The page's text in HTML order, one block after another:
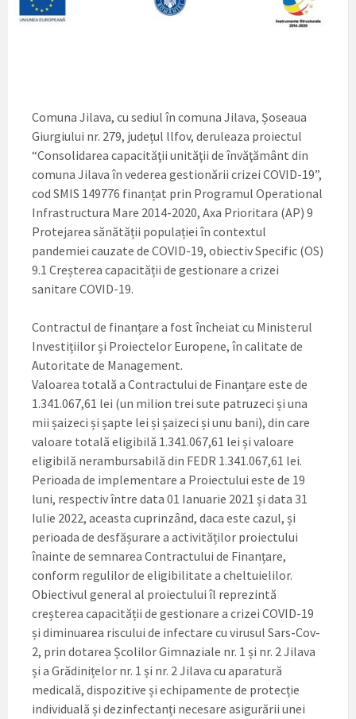
Comuna Jilava, cu sediul în comuna Jilava, Șoseaua
Giurgiului nr. 279, județul llfov, deruleaza proiectul
“Consolidarea capacităţii unităţii de învăţământ din
comuna Jilava în vederea gestionării crizei COVID-19”,
cod SMIS 149776 finanțat prin Programul Operational
Infrastructura Mare 2014-2020, Axa Prioritara (AP) 9
Protejarea sănătății populației în contextul
pandemiei cauzate de COVID-19, obiectiv Specific (OS)
9.1 Creșterea capacității de gestionare a crizei
sanitare COVID-19.
Contractul de finanțare a fost încheiat cu Ministerul
Investițiilor și Proiectelor Europene, în calitate de
Autoritate de Management.
Valoarea totală a Contractului de Finanțare este de
1.341.067,61 lei (un milion trei sute patruzeci și una
mii șaizeci și șapte lei și șaizeci și unu bani), din care
valoare totală eligibilă 1.341.067,61 lei și valoare
eligibilă nerambursabilă din FEDR 1.341.067,61 lei.
Perioada de implementare a Proiectului este de 19
luni, respectiv între data 01 Ianuarie 2021 și data 31
Iulie 2022, aceasta cuprinzând, daca este cazul, și
perioada de desfășurare a activităților proiectului
înainte de semnarea Contractului de Finanțare,
conform regulilor de eligibilitate a cheltuielilor.
Obiectivul general al proiectului îl reprezintă
creșterea capacității de gestionare a crizei COVID-19
și diminuarea riscului de infectare cu virusul Sars-Cov-
2, prin dotarea Școlilor Gimnaziale nr. 1 și nr. 2 Jilava
și a Grădinițelor nr. 1 și nr. 2 Jilava cu aparatură
medicală, dispozitive și echipamente de protecție
individuală și dezinfectanți necesare asigurării unei